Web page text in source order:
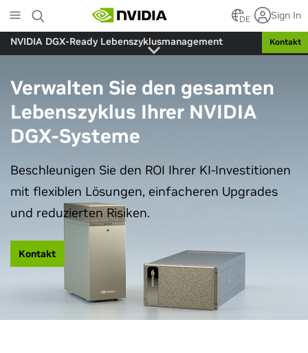
to
main
content
DE Sign In
NVIDIA DGX-Ready Lebenszyklusmanagement Kontakt
Verwalten Sie den gesamten
Lebenszyklus Ihrer NVIDIA
DGX-Systeme
Beschleunigen Sie den ROI Ihrer KI-Investitionen
mit flexiblen Lösungen, einfacheren Upgrades
und reduzierten Risiken.
Kontakt